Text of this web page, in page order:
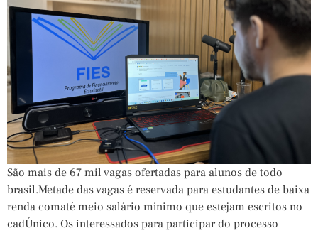
São mais de 67 mil vagas ofertadas para alunos de todo
brasil.Metade das vagas é reservada para estudantes de baixa
renda comaté meio salário mínimo que estejam escritos no
cadÚnico. Os interessados para participar do processo